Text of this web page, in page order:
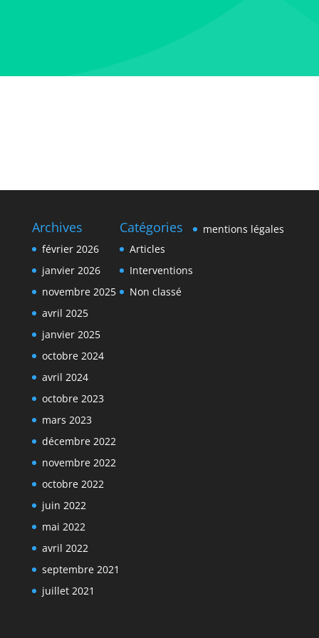
Archives
février 2026
janvier 2026
novembre 2025
avril 2025
janvier 2025
octobre 2024
avril 2024
octobre 2023
mars 2023
décembre 2022
novembre 2022
octobre 2022
juin 2022
mai 2022
avril 2022
septembre 2021
juillet 2021
Catégories
Articles
Interventions
Non classé
mentions légales